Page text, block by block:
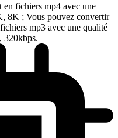
fichiers mp4 avec une
8K ; Vous pouvez convertir
mp3 avec une qualité
320kbps.